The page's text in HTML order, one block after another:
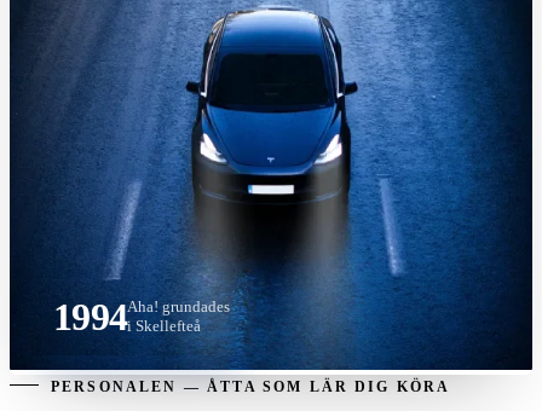
1994Aha! grundades
i Skellefteå
PERSONALEN — ÅTTA SOM LÄR DIG KÖRA